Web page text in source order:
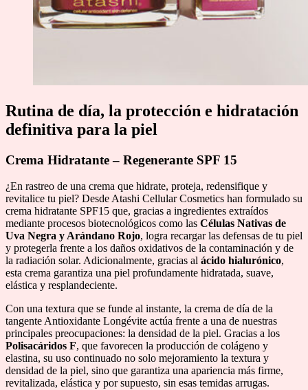
Rutina de día, la protección e hidratación
definitiva para la piel
Crema Hidratante – Regenerante SPF 15
¿En rastreo de una crema que hidrate, proteja, redensifique y
revitalice tu piel? Desde Atashi Cellular Cosmetics han formulado su
crema hidratante SPF15 que, gracias a ingredientes extraídos
mediante procesos biotecnológicos como las Células Nativas de
Uva Negra y Arándano Rojo, logra recargar las defensas de tu piel
y protegerla frente a los daños oxidativos de la contaminación y de
la radiación solar. Adicionalmente, gracias al ácido hialurónico,
esta crema garantiza una piel profundamente hidratada, suave,
elástica y resplandeciente.
Con una textura que se funde al instante, la crema de día de la
tangente Antioxidante Longévite actúa frente a una de nuestras
principales preocupaciones: la densidad de la piel. Gracias a los
Polisacáridos F, que favorecen la producción de colágeno y
elastina, su uso continuado no solo mejoramiento la textura y
densidad de la piel, sino que garantiza una apariencia más firme,
revitalizada, elástica y por supuesto, sin esas temidas arrugas.